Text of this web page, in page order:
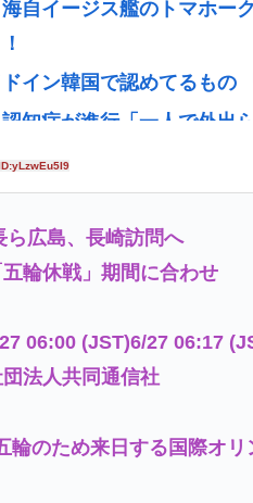
自イージス艦のトマホー
イン韓国で認めてるもの
知症が進行「一人で外出
BBQ上司さん「ワイくん
ターハンターの新能力「ム
】「研いでもらったら刃が
物理的に鉄が削れてサイズ
っぱがほうれん草という風
ケンモメンはどーやって
ら広島、長崎訪問へ
輪休戦」期間に合わせ
06:00 (JST)6/27 06:17
法人共同通信社
のため来日する国際オリ